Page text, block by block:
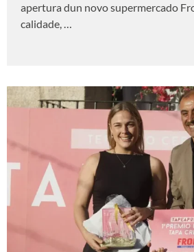
apertura dun novo supermercado
calidade, …